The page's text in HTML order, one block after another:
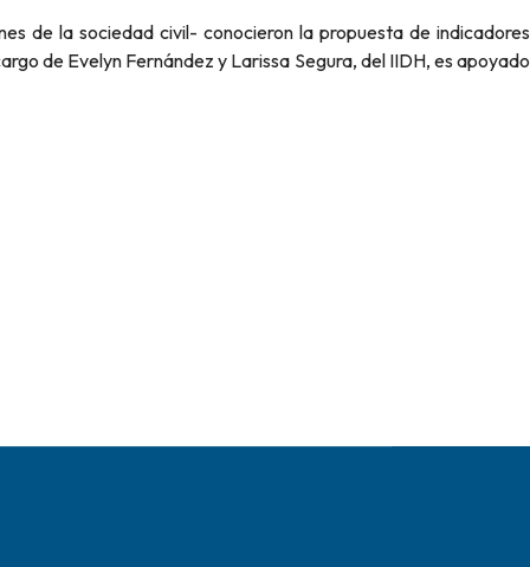
de la sociedad civil- conocieron la propuesta de indicadores
de Evelyn Fernández y Larissa Segura, del IIDH, es apoyado